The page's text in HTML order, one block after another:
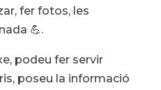
fer fotos, les
💪.
podeu fer servir
poseu la informació